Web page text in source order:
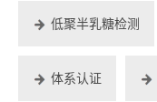
低聚半乳糖检测
体系认证